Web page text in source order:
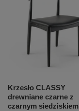
Krzesło CLASSY
drewniane czarne z
czarnym siedziskiem